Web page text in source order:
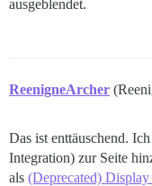
ausgeblendet.
ReenigneArcher
Das ist enttäuschend.
Integration) zur Seite
als (Deprecated)